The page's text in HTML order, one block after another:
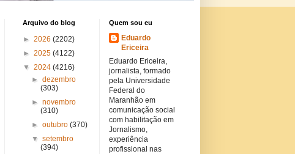
Arquivo do blog
► 2026 (2202)
► 2025 (4122)
▼ 2024 (4216)
► dezembro
(303)
► novembro
(310)
► outubro (370)
▼ setembro
(394)
Quem sou eu
Eduardo
Ericeira
Eduardo Ericeira,
jornalista, formado
pela Universidade
Federal do
Maranhão em
comunicação social
com habilitação em
Jornalismo,
experiência
profissional nas